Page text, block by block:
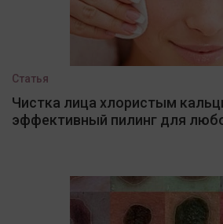
Статья
Чистка лица хлористым
эффективный пилинг для